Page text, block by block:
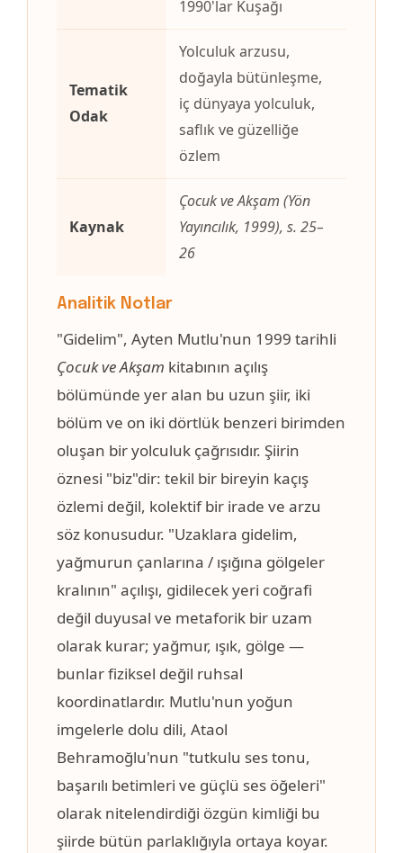
1990'lar Kuşağı
Tematik
Odak
Yolculuk arzusu,
doğayla bütünleşme,
iç dünyaya yolculuk,
saflık ve güzelliğe
özlem
Kaynak
Çocuk ve Akşam (Yön
Yayıncılık, 1999), s. 25–
26
Analitik Notlar
"Gidelim", Ayten Mutlu'nun 1999 tarihli
Çocuk ve Akşam kitabının açılış
bölümünde yer alan bu uzun şiir, iki
bölüm ve on iki dörtlük benzeri birimden
oluşan bir yolculuk çağrısıdır. Şiirin
öznesi "biz"dir: tekil bir bireyin kaçış
özlemi değil, kolektif bir irade ve arzu
söz konusudur. "Uzaklara gidelim,
yağmurun çanlarına / ışığına gölgeler
kralının" açılışı, gidilecek yeri coğrafi
değil duyusal ve metaforik bir uzam
olarak kurar; yağmur, ışık, gölge —
bunlar fiziksel değil ruhsal
koordinatlardır. Mutlu'nun yoğun
imgelerle dolu dili, Ataol
Behramoğlu'nun "tutkulu ses tonu,
başarılı betimleri ve güçlü ses öğeleri"
olarak nitelendirdiği özgün kimliği bu
şiirde bütün parlaklığıyla ortaya koyar.